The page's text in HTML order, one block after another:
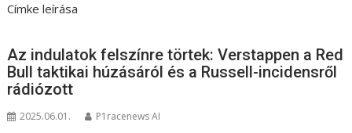
Címke leírása
Az indulatok felszínre törtek: Verstappen a Red
Bull taktikai húzásáról és a Russell-incidensről
rádiózott
2025.06.01. P1racenews AI